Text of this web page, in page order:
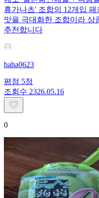
휴가나츠' 조합의 12개입
맛을 극대화한 조합이라 상
추천합니다
haha0623
평점 5점
조회수 2326.05.16
0